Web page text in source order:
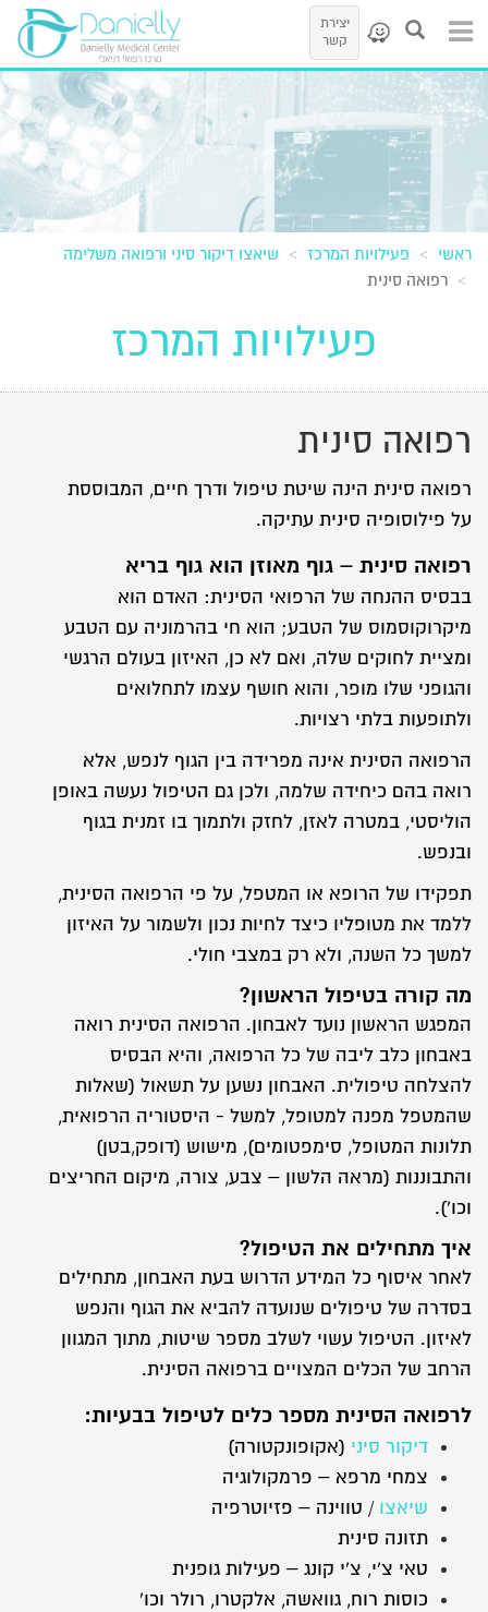
יצירת
קשר
ראשי פעילויות המרכז
שיאצו דיקור סיני ורפואה משלימה
רפואה סינית
פעילויות המרכז
רפואה סינית
רפואה סינית הינה שיטת טיפול ודרך חיים, המבוססת
על פילוסופיה סינית עתיקה.
רפואה סינית – גוף מאוזן הוא גוף בריא
בבסיס ההנחה של הרפואי הסינית: האדם הוא
מיקרוקוסמוס של הטבע; הוא חי בהרמוניה עם הטבע
ומציית לחוקים שלה, ואם לא כן, האיזון בעולם הרגשי
והגופני שלו מופר, והוא חושף עצמו לתחלואים
ולתופעות בלתי רצויות.
הרפואה הסינית אינה מפרידה בין הגוף לנפש, אלא
רואה בהם כיחידה שלמה, ולכן גם הטיפול נעשה באופן
הוליסטי, במטרה לאזן, לחזק ולתמוך בו זמנית בגוף
ובנפש.
תפקידו של הרופא או המטפל, על פי הרפואה הסינית,
ללמד את מטופליו כיצד לחיות נכון ולשמור על האיזון
למשך כל השנה, ולא רק במצבי חולי.
מה קורה בטיפול הראשון?
המפגש הראשון נועד לאבחון. הרפואה הסינית רואה
באבחון כלב ליבה של כל הרפואה, והיא הבסיס
להצלחה טיפולית. האבחון נשען על תשאול (שאלות
שהמטפל מפנה למטופל, למשל - היסטוריה הרפואית,
תלונות המטופל, סימפטומים), מישוש (דופק,בטן)
והתבוננות (מראה הלשון – צבע, צורה, מיקום החריצים
וכו').
איך מתחילים את הטיפול?
לאחר איסוף כל המידע הדרוש בעת האבחון, מתחילים
בסדרה של טיפולים שנועדה להביא את הגוף והנפש
לאיזון. הטיפול עשוי לשלב מספר שיטות, מתוך המגוון
הרחב של הכלים המצויים ברפואה הסינית.
לרפואה הסינית מספר כלים לטיפול בבעיות:
דיקור סיני (אקופונקטורה)
צמחי מרפא – פרמקולוגיה
שיאצו / טווינה – פזיוטרפיה
תזונה סינית
טאי צ'י, צ'י קונג – פעילות גופנית
כוסות רוח, גוואשה, אלקטרו, רולר וכו'